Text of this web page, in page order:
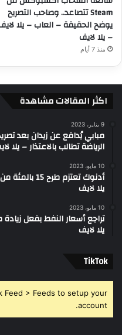
Steam تتصاعد.. وصاحب التصريح
يوضح الحقيقة – العاب – يلا
– يلا لايف
منذ 7 أيام
اكثر المقالات مشاهدة
9 يناير، 2023
مبابي يُدافع عن زيدان بعد
الرياضة تطالب بالاعتذار – يلا
10 مايو، 2023
أدنوك تعتزم
يلا لايف
10 مايو، 2023
تراجع أسعار النفط بفعل
يلا لايف
‫TikTok
Feed > Feeds to setup your
account.